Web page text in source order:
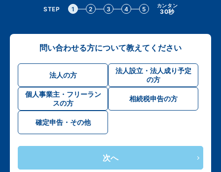
STEP 1 2 3 4 5 カンタン
30秒
問い合わせる方について教えてください
法人の方
法人設立・法人成り予定
の方
個人事業主・フリーラン
スの方
相続税申告の方
確定申告・その他
次へ